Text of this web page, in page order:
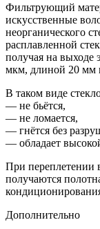
Фильтрующий
искусственные
неорганического
расплавленной
получая на выходе
мкм, длиной 20 мм
В таком виде
— не бьётся,
— не ломается,
— гнётся без
— обладает
При переплетении
получаются
Дополнительно